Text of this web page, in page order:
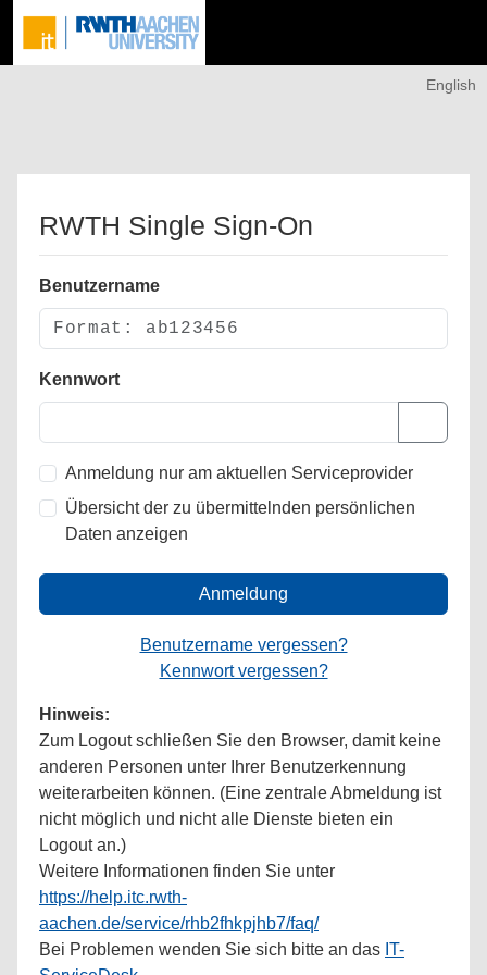
English
RWTH Single Sign-On
Benutzername
Kennwort
Anmeldung nur am aktuellen Serviceprovider
Übersicht der zu übermittelnden persönlichen
Daten anzeigen
Anmeldung
Benutzername vergessen?
Kennwort vergessen?
Hinweis:
Zum Logout schließen Sie den Browser, damit keine
anderen Personen unter Ihrer Benutzerkennung
weiterarbeiten können. (Eine zentrale Abmeldung ist
nicht möglich und nicht alle Dienste bieten ein
Logout an.)
Weitere Informationen finden Sie unter
https://help.itc.rwth-
aachen.de/service/rhb2fhkpjhb7/faq/
Bei Problemen wenden Sie sich bitte an das IT-